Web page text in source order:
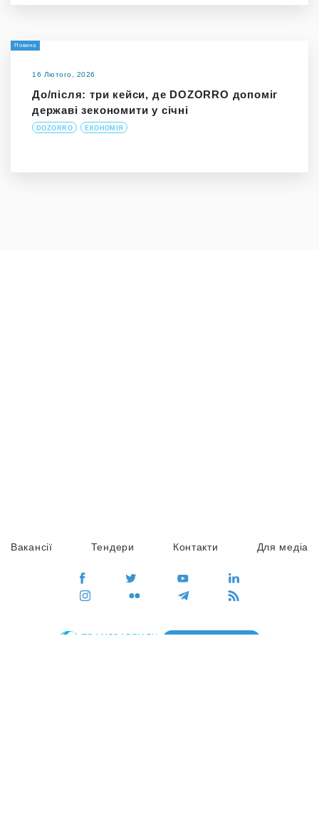
Новина
16 Лютого, 2026
До/після: три кейси, де DOZORRO допоміг
державі зекономити у січні
DOZORRO ЕКОНОМІЯ
Вакансії Тендери Контакти Для медіа